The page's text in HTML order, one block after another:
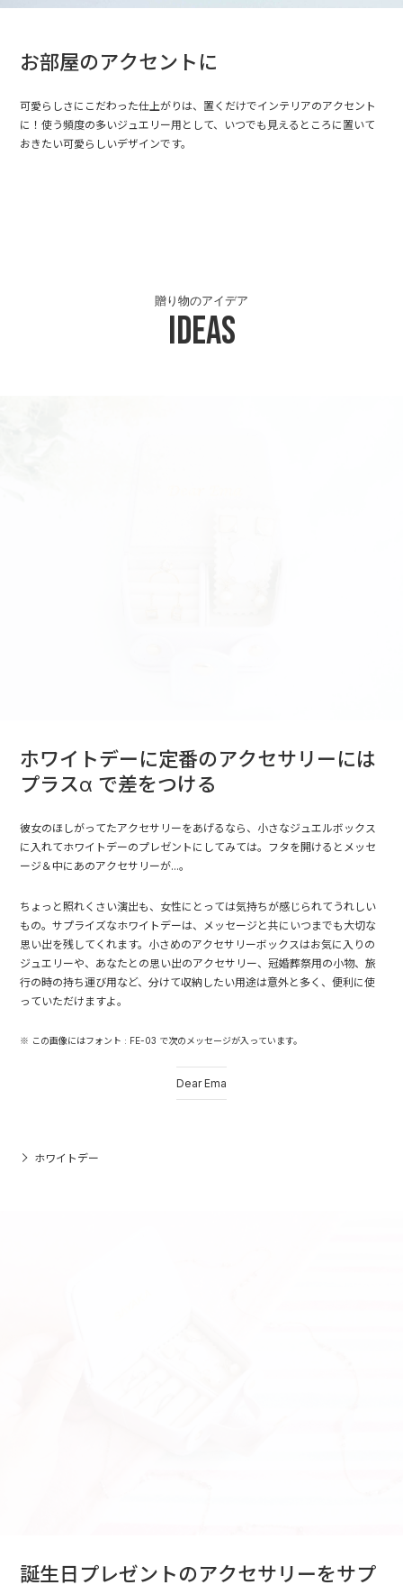
お部屋のアクセントに
可愛らしさにこだわった仕上がりは、置くだけでインテリアのアクセント
に！使う頻度の多いジュエリー用として、いつでも見えるところに置いて
おきたい可愛らしいデザインです。
Ideas
贈り物のアイデア
ホワイトデーに定番のアクセサリーには
プラスα で差をつける
彼女のほしがってたアクセサリーをあげるなら、小さなジュエルボックス
に入れてホワイトデーのプレゼントにしてみては。フタを開けるとメッセ
ージ＆中にあのアクセサリーが...。
ちょっと照れくさい演出も、女性にとっては気持ちが感じられてうれしい
もの。サプライズなホワイトデーは、メッセージと共にいつまでも大切な
思い出を残してくれます。小さめのアクセサリーボックスはお気に入りの
ジュエリーや、あなたとの思い出のアクセサリー、冠婚葬祭用の小物、旅
行の時の持ち運び用など、分けて収納したい用途は意外と多く、便利に使
っていただけますよ。
※ この画像にはフォント : FE-03 で次のメッセージが入っています。
Dear Ema
ホワイトデー
誕生日プレゼントのアクセサリーをサプ